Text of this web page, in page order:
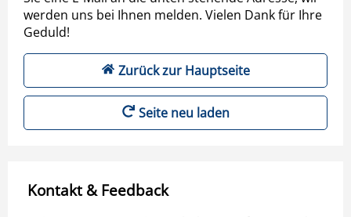
werden uns bei Ihnen melden. Vielen Dank für Ihre
Geduld!
Zurück zur Hauptseite
Seite neu laden
Kontakt & Feedback